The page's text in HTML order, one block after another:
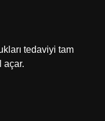
tedaviyi tam
açar.